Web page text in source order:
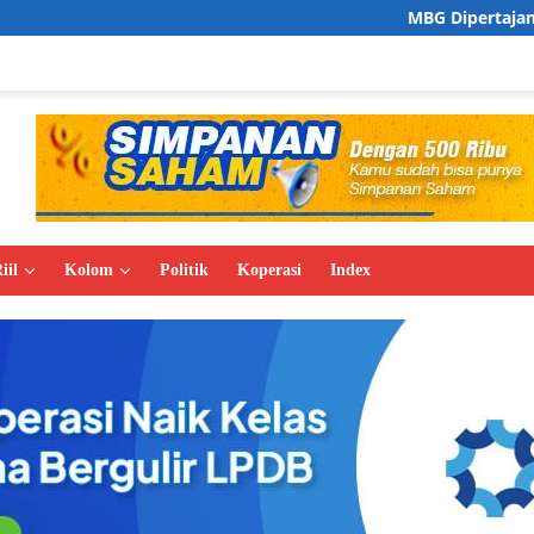
MBG Dipertajam, Zulhas
Kolom Politik Koperasi Index